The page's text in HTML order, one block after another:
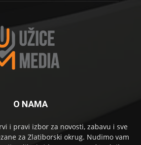
O NAMA
i pravi izbor za novosti, zabavu i sve
za Zlatiborski okrug. Nudimo vam